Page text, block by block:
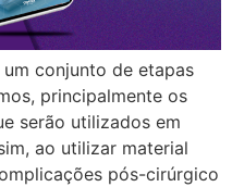
conjunto de etapas
principalmente os
serão utilizados em
ao utilizar material
pós-cirúrgico